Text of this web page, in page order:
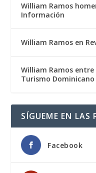
William Ramos
Información
William Ramos en
William Ramos entre
Turismo Dominicano
SÍGUEME EN LAS
Facebook